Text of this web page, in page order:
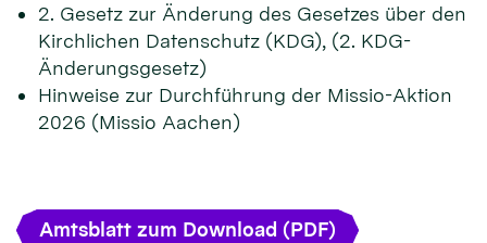
2. Gesetz zur Änderung des Gesetzes über den
Kirchlichen Datenschutz (KDG), (2. KDG-
Änderungsgesetz)
Hinweise zur Durchführung der Missio-Aktion
2026 (Missio Aachen)
Amtsblatt zum Download (PDF)